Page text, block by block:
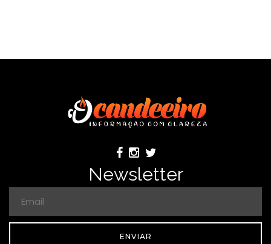
Newsletter
ENVIAR